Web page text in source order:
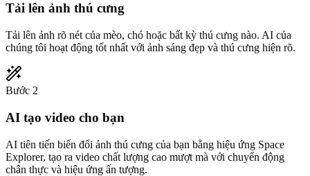
Tải lên ảnh thú cưng
Tải lên ảnh rõ nét của mèo, chó hoặc bất kỳ thú cưng nào. AI của
chúng tôi hoạt động tốt nhất với ảnh sáng đẹp và thú cưng hiện rõ.
Bước 2
AI tạo video cho bạn
AI tiên tiến biến đổi ảnh thú cưng của bạn bằng hiệu ứng Space
Explorer, tạo ra video chất lượng cao mượt mà với chuyển động
chân thực và hiệu ứng ấn tượng.